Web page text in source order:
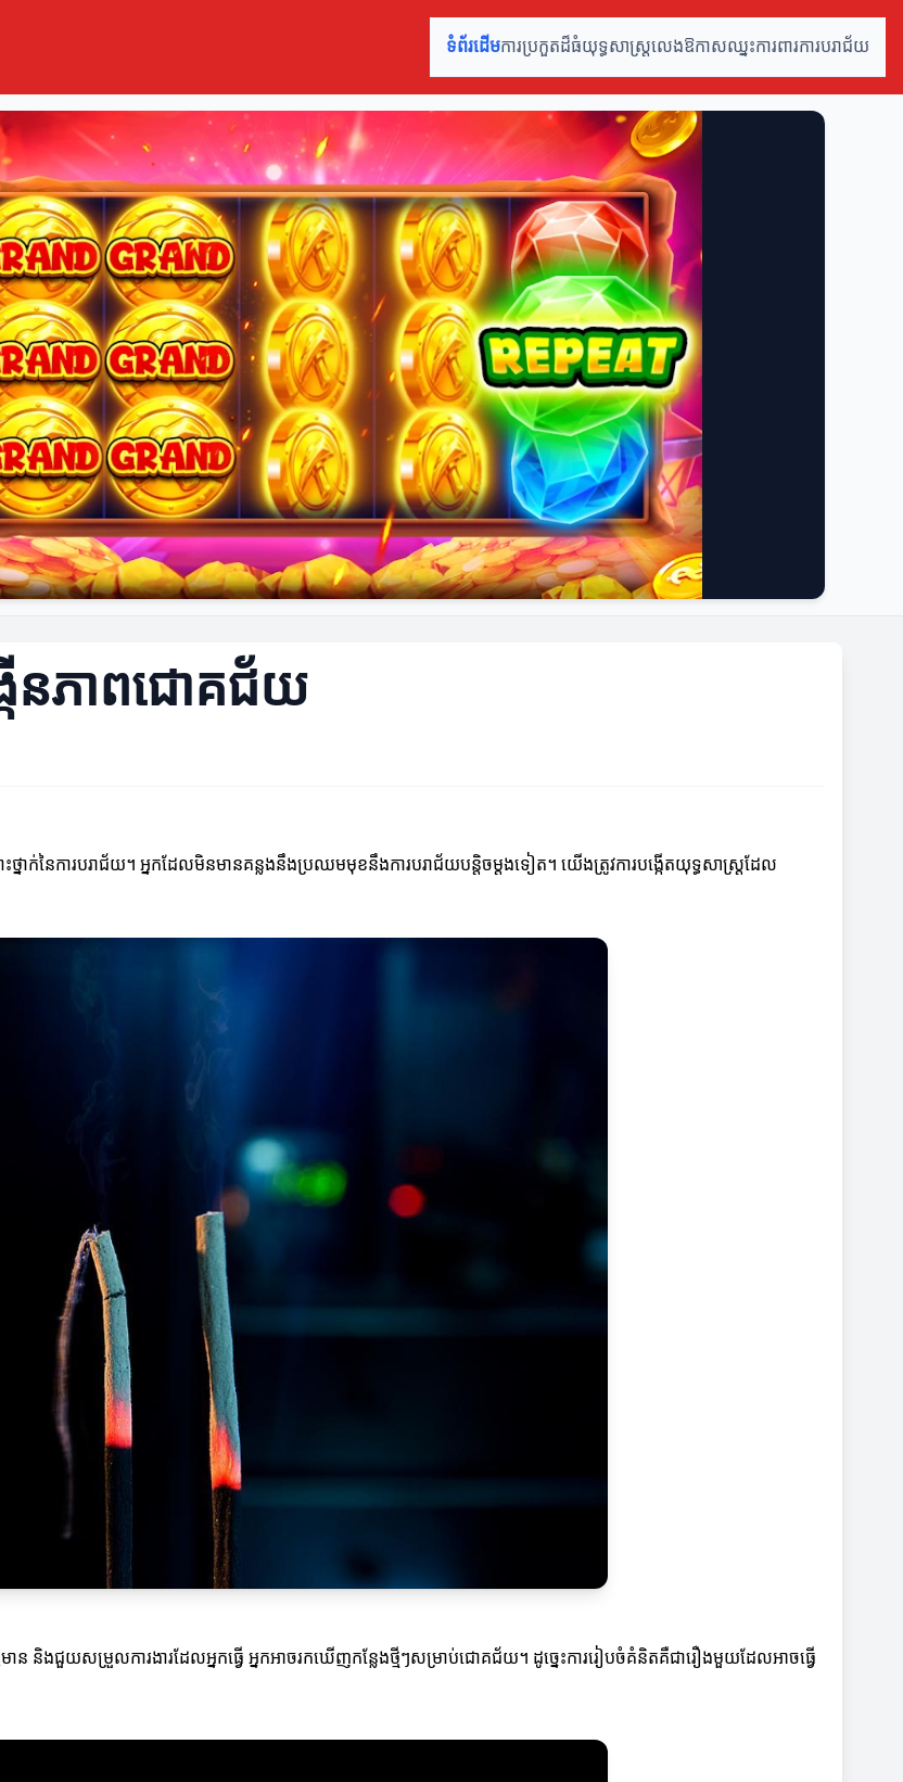
ទំព័រដើមការប្រកួតដ៏ធំយុទ្ធសាស្ត្រលេងឱកាសឈ្នះការពារការបរាជ័យ
ើនភាពជោគជ័យ
ាក់នៃការបរាជ័យ។ អ្នកដែលមិនមានគន្លងនឹងប្រឈមមុខនឹងការបរាជ័យបន្តិចម្តងទៀត។ យើងត្រូវការបង្កើតយុទ្ធសាស្ត្រដែល
ងជួយសម្រួលការងារដែលអ្នកធ្វើ អ្នកអាចរកឃើញកន្លែងថ្មីៗសម្រាប់ជោគជ័យ។ ដូច្នេះការរៀបចំគំនិតគឺជារឿងមួយដែលអាចធ្វើ